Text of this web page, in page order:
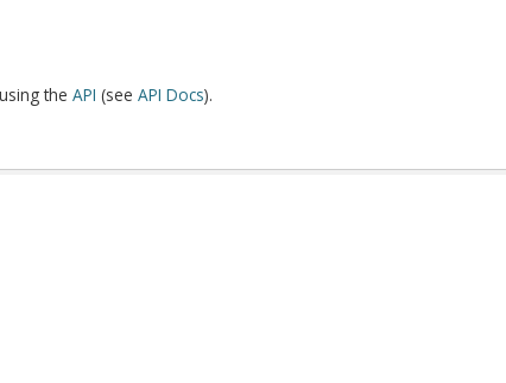
the API (see API Docs).